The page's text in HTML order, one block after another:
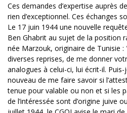
Ces demandes d’expertise auprès
rien d’exceptionnel. Ces échanges
Le 17 juin 1944 une nouvelle
Ben Ghabrit au sujet de la position
née Marzouk, originaire de Tunisie :
diverses reprises, de me donner
analogues à celui-ci, lui écrit-il.
nouveau de me faire savoir si
tenue pour valable ou non et si les
de l’intéressée sont d’origine juive